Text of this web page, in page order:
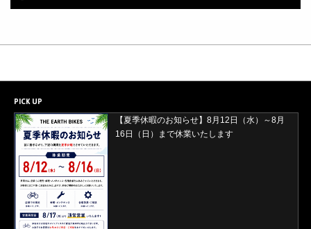
PICK UP
【夏季休暇のお知らせ】8月12日（水）～8月
16日（日）まで休業いたします
【2026年8月29日(土)・30日(日)開催】ORBEA
試乗会＆バレイワークス買取イベント開催